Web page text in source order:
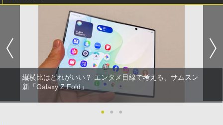
縦横比はどれがいい？ エンタメ目線で考える、サムスン
新「Galaxy Z Fold」
● ● ●